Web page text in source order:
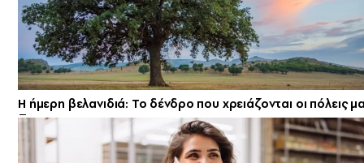
Η ήμερη βελανιδιά: Το δένδρο που χρειάζονται οι πόλεις